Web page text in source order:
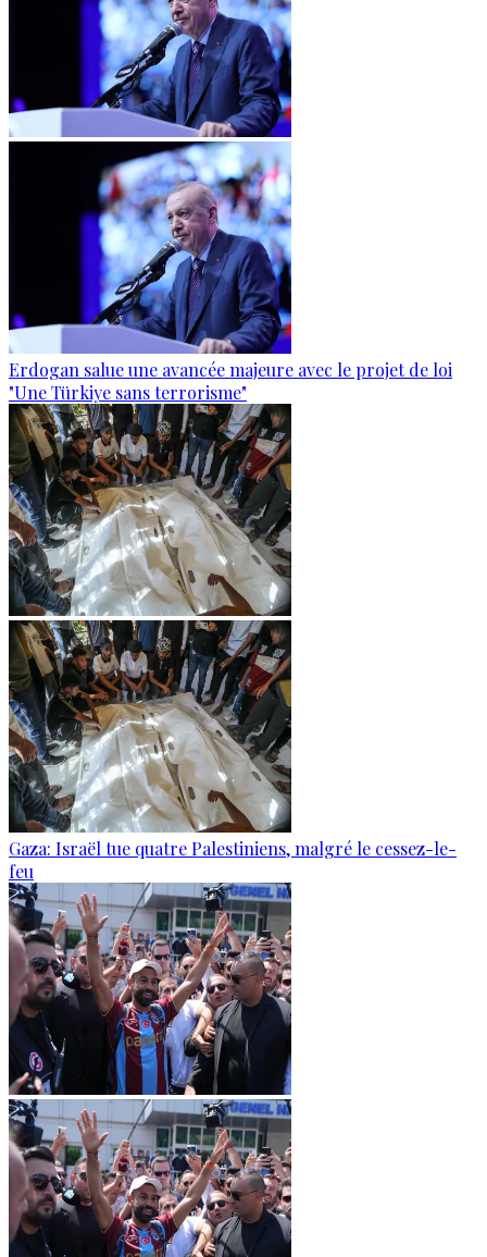
Erdogan salue une avancée majeure avec le projet de loi
"Une Türkiye sans terrorisme"
Gaza: Israël tue quatre Palestiniens, malgré le cessez-le-
feu